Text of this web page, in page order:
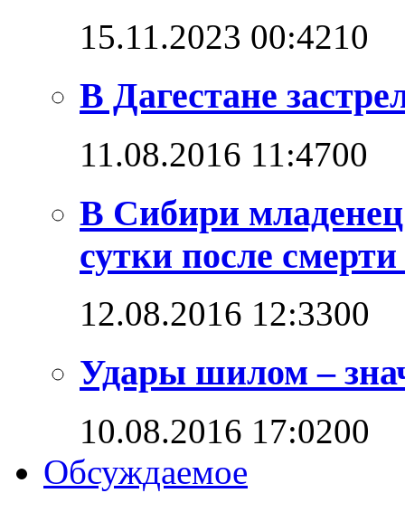
15.11.2023 00:4210
В Дагестане
11.08.2016 11:4700
В Сибири
сутки после
12.08.2016 12:3300
Удары шилом –
10.08.2016 17:0200
Обсуждаемое